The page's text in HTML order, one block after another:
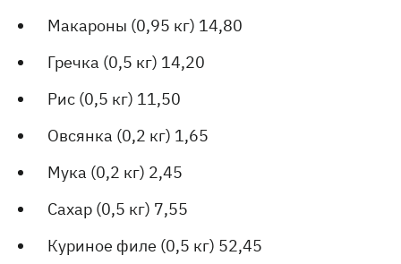
Макароны (0,95 кг) 14,80
Гречка (0,5 кг) 14,20
Рис (0,5 кг) 11,50
Овсянка (0,2 кг) 1,65
Мука (0,2 кг) 2,45
Сахар (0,5 кг) 7,55
Куриное филе (0,5 кг) 52,45